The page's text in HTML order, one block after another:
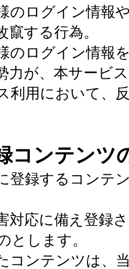
のログイン情報
竄する行為。
のログイン情報
力が、本サービ
利用において、
コンテンツ
登録するコンテ
対応に備え登録
とします。
コンテンツは、